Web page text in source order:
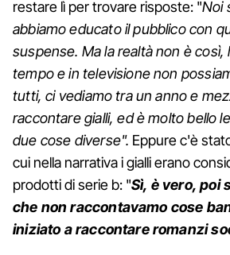
restare lì per trovare risposte: "Noi
abbiamo educato il pubblico con
suspense. Ma la realtà non è così,
tempo e in televisione non
tutti, ci vediamo tra un anno e
raccontare gialli, ed è molto bello
due cose diverse". Eppure c'è
cui nella narrativa i gialli erano
prodotti di serie b: "Sì, è vero, poi
che non raccontavamo cose
iniziato a raccontare romanzi